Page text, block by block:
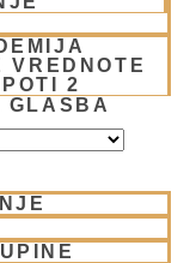
VREDNOTE
2
GLASBA